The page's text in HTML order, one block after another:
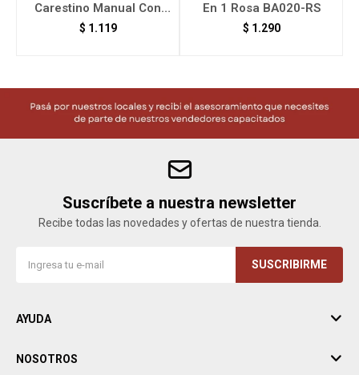
Carestino Manual Con
Mamadera Gris SA001-
$ 1.119
En 1 Rosa BA020-RS
$ 1.290
Suscríbete a nuestra newsletter
Recibe todas las novedades y ofertas de nuestra tienda.
SUSCRIBIRME
AYUDA
NOSOTROS